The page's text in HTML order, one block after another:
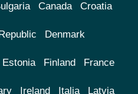
Canada Croatia
Denmark
Estonia Finland France
Ireland Italia Latvia